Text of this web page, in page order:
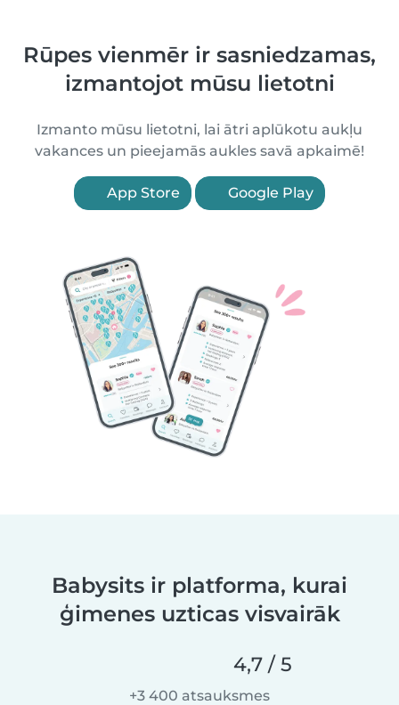
Rūpes vienmēr ir sasniedzamas,
izmantojot mūsu lietotni
Izmanto mūsu lietotni, lai ātri aplūkotu aukļu
vakances un pieejamās aukles savā apkaimē!
App Store Google Play
Babysits ir platforma, kurai
ģimenes uzticas visvairāk
4,7 / 5
+3 400 atsauksmes